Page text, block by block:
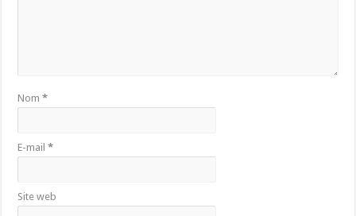
Nom*
E-mail*
Site web